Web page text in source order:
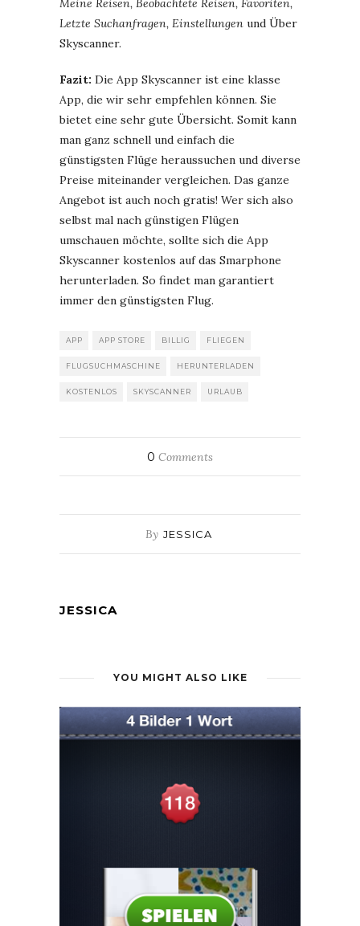
Letzte Suchanfragen, Einstellungen und Über
Skyscanner.
Fazit: Die App Skyscanner ist eine klasse
App, die wir sehr empfehlen können. Sie
bietet eine sehr gute Übersicht. Somit kann
man ganz schnell und einfach die
günstigsten Flüge heraussuchen und diverse
Preise miteinander vergleichen. Das ganze
Angebot ist auch noch gratis! Wer sich also
selbst mal nach günstigen Flügen
umschauen möchte, sollte sich die App
Skyscanner kostenlos auf das Smarphone
herunterladen. So findet man garantiert
immer den günstigsten Flug.
APP APP STORE BILLIG FLIEGEN
FLUGSUCHMASCHINE HERUNTERLADEN
KOSTENLOS SKYSCANNER URLAUB
0 Comments
By JESSICA
JESSICA
YOU MIGHT ALSO LIKE